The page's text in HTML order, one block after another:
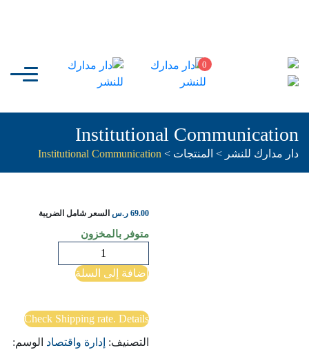
0
Institutional Communication
دار مدارك للنشر > المنتجات >
Institutional Communication
69.00 ر.س السعر شامل الضريبة
متوفر بالمخزون
Institutional
Communication
إضافة إلى السلة
Check Shipping rate. Details
التصنيف: إدارة واقتصاد الوسم: